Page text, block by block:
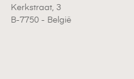
Kerkstraat, 3
B-7750 - België